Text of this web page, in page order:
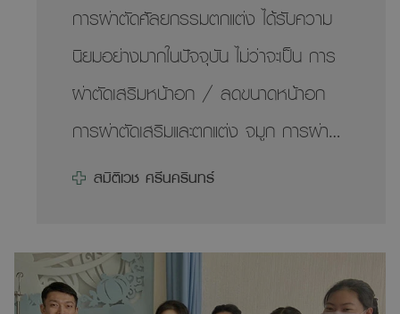
ครั้งต้องอาศัยปัจจัยหลายอย่างทั้งกำลัง
กาย กำลังใจ เทคนิคการลดน้ำหนักอย่าง
ถูกต้อง แต่ด้วยข้อจำกัดของอายุที่เพิ่มขึ้น
เราก็จะทราบดีว่าการลดน้ำหนักให้ได้ผลนั้น
ยากกว่าช่วงวัยรุ่น ประกอบกับข้อจำกัด
ปัจจุบันเป็นยุคที่เทคโนโลยีและการแพทย์
การผ่าตัดศัลยกรรมตกแต่ง ได้รับความ
นิยมอย่างมากในปัจจุบัน ไม่ว่าจะเป็น การ
ผ่าตัดเสริมหน้าอก / ลดขนาดหน้าอก
การผ่าตัดเสริมและตกแต่ง จมูก การผ่าตัด
ดึงหน้า รวมไปถึงการผ่าตัดแปลงเพศ ซึ่ง
เเติม
สมิติเวช ศรีนครินทร์